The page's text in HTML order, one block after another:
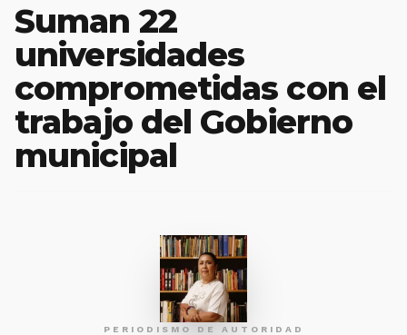
Suman 22
universidades
comprometidas con el
trabajo del Gobierno
municipal
PERIODISMO DE AUTORIDAD